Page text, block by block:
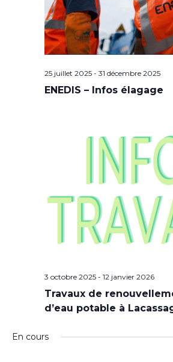
25 juillet 2025- 31 décembre 2025
ENEDIS – Infos élagage
3 octobre 2025- 12 janvier 2026
Travaux de
d’eau potable à
En cours